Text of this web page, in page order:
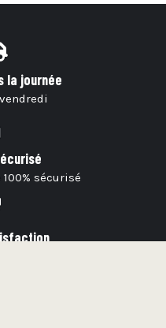
la journée
sécurisé